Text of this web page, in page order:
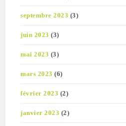
septembre 2023 (3)
juin 2023 (3)
mai 2023 (3)
mars 2023 (6)
février 2023 (2)
janvier 2023 (2)